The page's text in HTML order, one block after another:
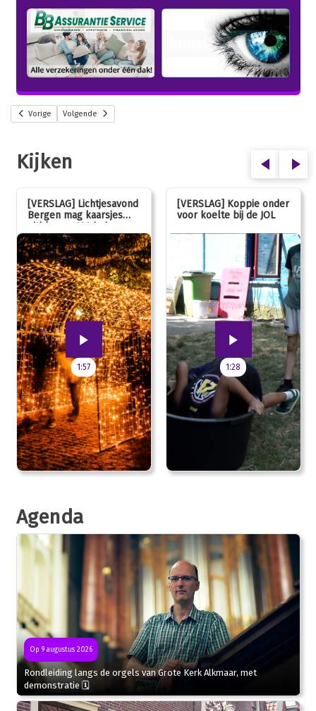
Vorige Volgende
Kijken
[VERSLAG] Lichtjesavond
Bergen mag kaarsjes
uitblazen: 100 jarig
jubileum!
1:57
[VERSLAG] Koppie onder
voor koelte bij de JOL
1:28
Agenda
Op 9 augustus 2026
Rondleiding langs de orgels van Grote Kerk Alkmaar, met
demonstratie 🗓